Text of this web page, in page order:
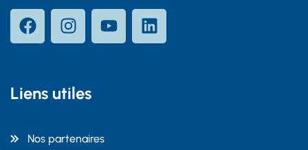
Liens utiles
Nos partenaires